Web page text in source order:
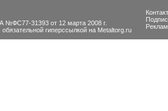
№ФС77-31393 от 12 марта 2008 г.
гиперссылкой на Metaltorg.ru